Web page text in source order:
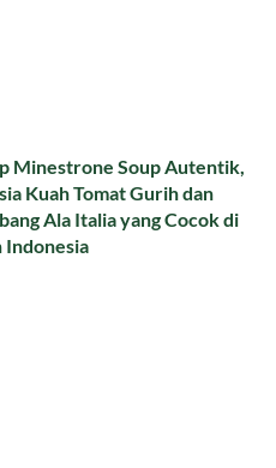
Minestrone Soup Autentik,
Kuah Tomat Gurih dan
Ala Italia yang Cocok di
Indonesia